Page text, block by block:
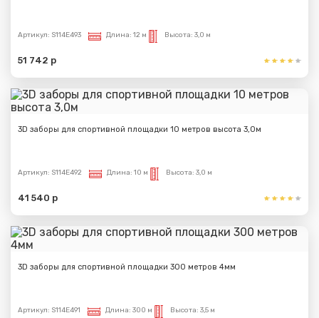
Артикул: S114E493 Длина: 12 м Высота: 3,0 м
51 742 р
3D заборы для спортивной площадки 10 метров высота 3,0м
Артикул: S114E492 Длина: 10 м Высота: 3,0 м
41 540 р
3D заборы для спортивной площадки 300 метров 4мм
Артикул: S114E491 Длина: 300 м Высота: 3,5 м